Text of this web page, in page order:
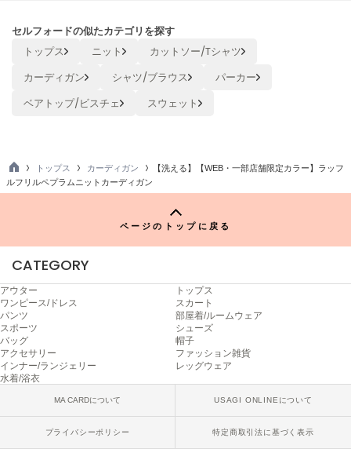
NOWNS
ヌル
On
オン
オルグ
ORR
オル
PATRICK
パトリック
Philly chocolate
フィリーチョコレート
セルフォードの似たカテゴリを探す
トップス ニット
カットソー/Tシャツ
カーディガン
シャツ/ブラウス
パーカー
ベアトップ/ビスチェ
スウェット
TO
P
トップス カーディガン
【洗える】【WEB・一部店舗限定カラー】ラッフ
ルフリルペプラムニットカーディガン
ページのトップに戻る
CATEGORY
アウター
トップス
ワンピース/ドレス
スカート
パンツ
部屋着/ルームウェア
スポーツ
シューズ
バッグ
帽子
アクセサリー
ファッション雑貨
インナー/ランジェリー
レッグウェア
水着/浴衣
MA CARDについて USAGI ONLINEについて
プライバシーポリシー 特定商取引法に基づく表示